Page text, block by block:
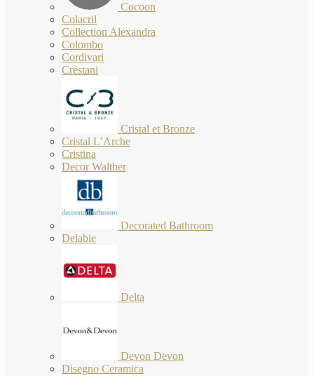
Cocoon
Colacril
Collection Alexandra
Colombo
Cordivari
Crestani
Cristal et Bronze
Cristal L’Arche
Cristina
Decor Walther
Decorated Bathroom
Delabie
Delta
Devon Devon
Disegno Ceramica